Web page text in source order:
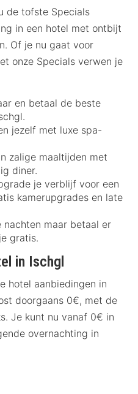
de tofste Specials
in een hotel met ontbijt
Of je nu gaat voor
onze Specials verwen je
en betaal de beste
jezelf met luxe spa-
zalige maaltijden met
diner.
je verblijf voor een
kamerupgrades en late
nachten maar betaal er
gratis.
in Ischgl
hotel aanbiedingen in
doorgaans 0€, met de
Je kunt nu vanaf 0€ in
overnachting in